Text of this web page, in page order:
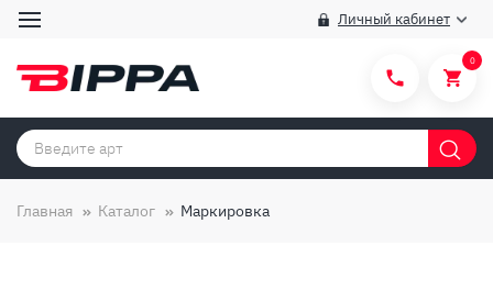
Личный кабинет
Категории товаров
0
Главная Каталог Маркировка